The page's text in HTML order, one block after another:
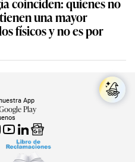
una mayor
físicos y no es por
App
Play